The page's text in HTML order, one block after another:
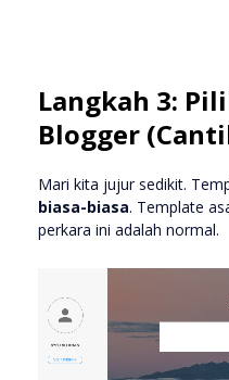
Langkah 3:
Blogger
Mari kita jujur sedikit.
biasa-biasa. Template
perkara ini adalah normal.